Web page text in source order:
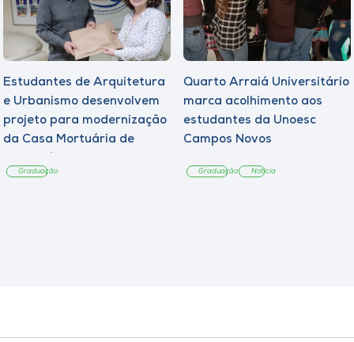
Estudantes de Arquitetura
e Urbanismo desenvolvem
projeto para modernização
da Casa Mortuária de
Graduação
Quarto Arraiá Universitário
marca acolhimento aos
estudantes da Unoesc
Campos Novos
Graduação Notícia